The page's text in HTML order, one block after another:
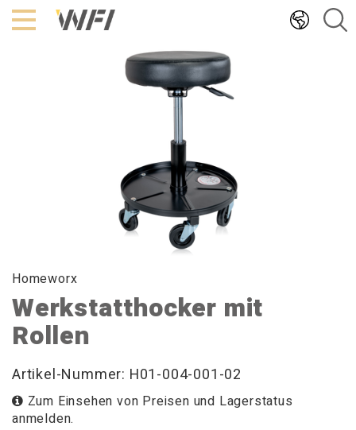
Hoppa
till
Homeworx
Werkstatthocker mit
Rollen
Artikel-Nummer: H01-004-001-02
Zum Einsehen von Preisen und Lagerstatus
anmelden.